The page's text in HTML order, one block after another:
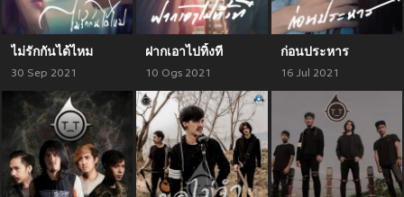
ไม่รักกันได้ไหม
30 Sep 2021
ฝากเอาไปทิ้งที
10 Ogs 2021
ก่อนประหาร
16 Jul 2021